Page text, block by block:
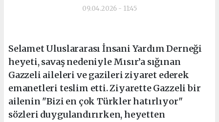
09.04.2026 - 11:45
Selamet Uluslararası İnsani Yardım Derneği
heyeti, savaş nedeniyle Mısır’a sığınan
Gazzeli aileleri ve gazileri ziyaret ederek
emanetleri teslim etti. Ziyarette Gazzeli bir
ailenin "Bizi en çok Türkler hatırlıyor"
sözleri duygulandırırken, heyetten